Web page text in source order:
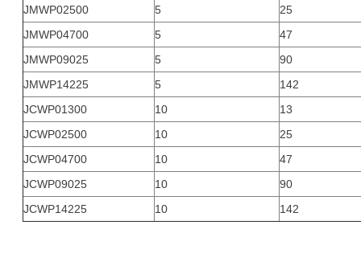
JMWP02500
5
25
JMWP04700
5
47
JMWP09025
5
90
JMWP14225
5
142
JCWP01300
10
13
JCWP02500
10
25
JCWP04700
10
47
JCWP09025
10
90
JCWP14225
10 142